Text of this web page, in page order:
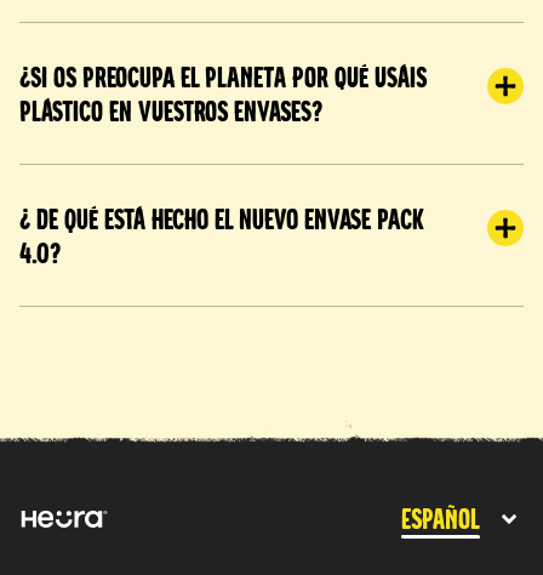
¿Si os preocupa el planeta por qué usáis
plástico en vuestros envases?
¿ De qué está hecho el nuevo envase PACK
4.0?
Español